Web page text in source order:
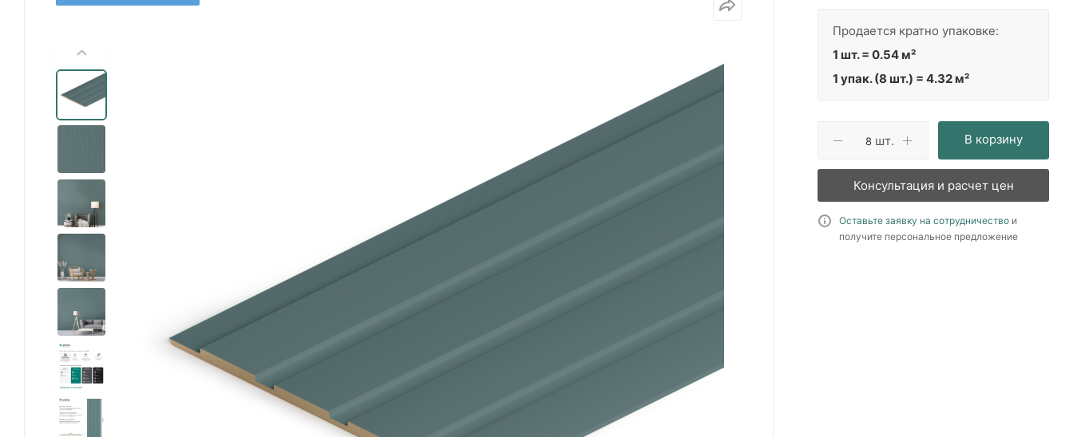
Продается кратно упаковке:
1 шт. = 0.54 м²
1 упак. (8 шт.) = 4.32 м²
шт. В корзину
Консультация и расчет цен
Оставьте заявку на сотрудничество и
получите персональное предложение